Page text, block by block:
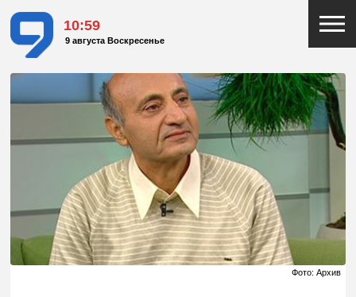
10:59
9 августа Воскресенье
Фото: Архив